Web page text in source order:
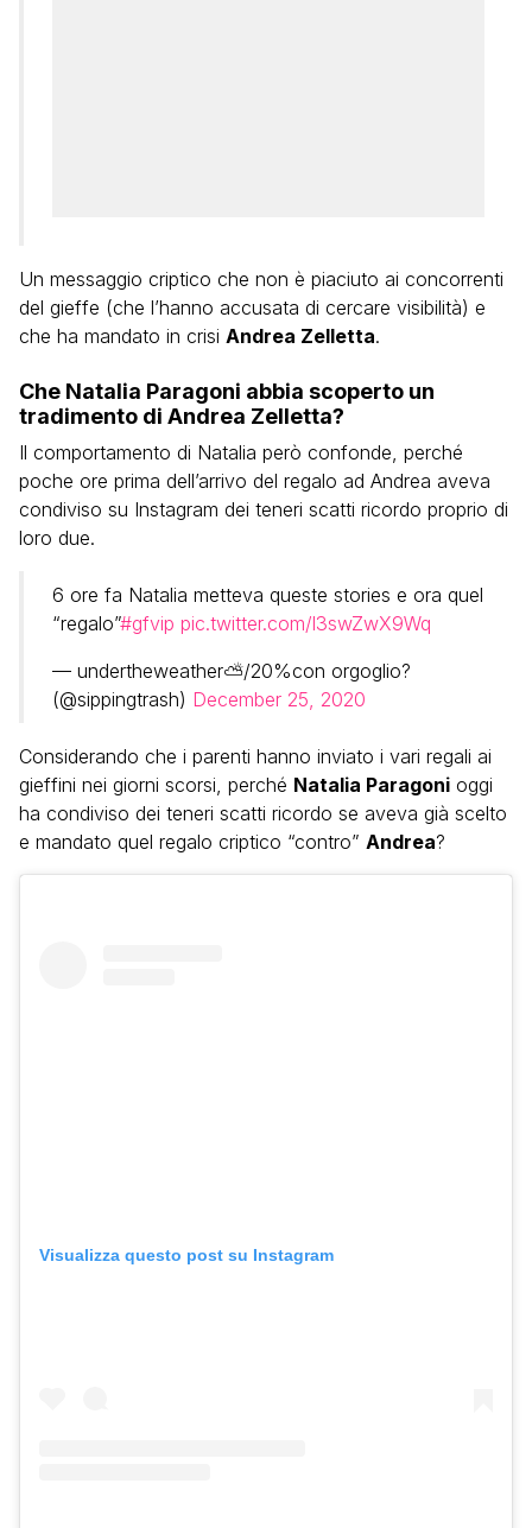
Un messaggio criptico che non è piaciuto ai concorrenti
del gieffe (che l’hanno accusata di cercare visibilità) e
che ha mandato in crisi Andrea Zelletta.
Che Natalia Paragoni abbia scoperto un
tradimento di Andrea Zelletta?
Il comportamento di Natalia però confonde, perché
poche ore prima dell’arrivo del regalo ad Andrea aveva
condiviso su Instagram dei teneri scatti ricordo proprio di
loro due.
6 ore fa Natalia metteva queste stories e ora quel
“regalo”#gfvip pic.twitter.com/l3swZwX9Wq
— undertheweather⛅️/20%con orgoglio?
(@sippingtrash) December 25, 2020
Considerando che i parenti hanno inviato i vari regali ai
gieffini nei giorni scorsi, perché Natalia Paragoni oggi
ha condiviso dei teneri scatti ricordo se aveva già scelto
e mandato quel regalo criptico “contro” Andrea?
Visualizza questo post su Instagram